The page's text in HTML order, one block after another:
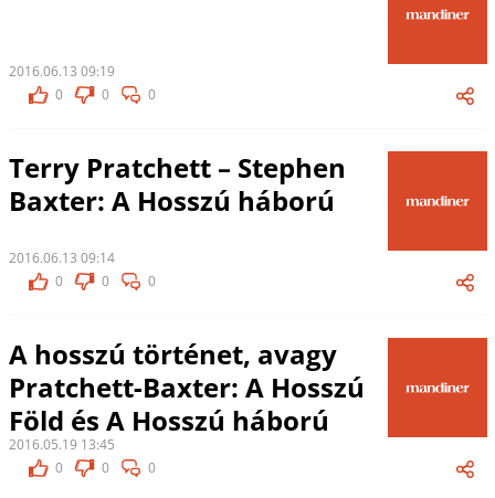
2016.06.13 09:19
0
0 0
Terry Pratchett – Stephen
Baxter: A Hosszú háború
2016.06.13 09:14
0
0 0
A hosszú történet, avagy
Pratchett-Baxter: A Hosszú
Föld és A Hosszú háború
2016.05.19 13:45
0
0 0